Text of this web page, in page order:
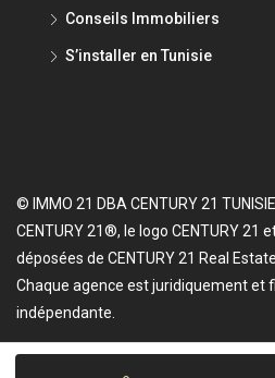
Conseils Immobiliers
S’installer en Tunisie
© IMMO 21 DBA CENTURY 21
CENTURY 21®, le logo CENTURY 21
déposées de CENTURY 21 Real Estate
Chaque agence est juridiquement et
indépendante.